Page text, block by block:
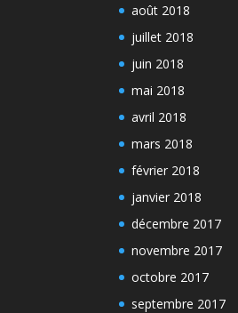
août 2018
juillet 2018
juin 2018
mai 2018
avril 2018
mars 2018
février 2018
janvier 2018
décembre 2017
novembre 2017
octobre 2017
septembre 2017